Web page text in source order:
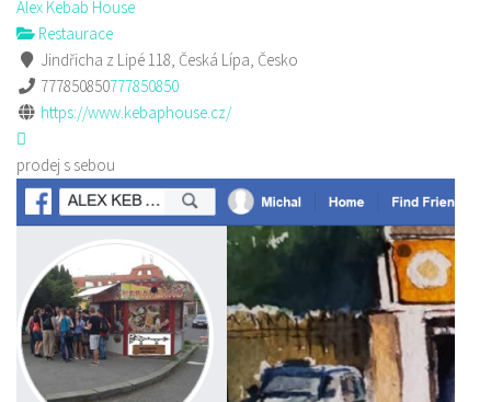
Alex Kebab House
Restaurace
Jindřicha z Lipé 118, Česká Lípa, Česko
777850850777850850
https://www.kebaphouse.cz/
prodej s sebou